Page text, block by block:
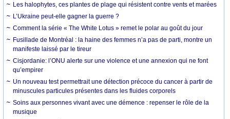
Les halophytes, ces plantes de plage qui résistent contre vents et marées
L’Ukraine peut-elle gagner la guerre ?
Comment la série « The White Lotus » remet le polar au goût du jour
Fusillade de Montréal : la haine des femmes n’a pas de parti, montre un
manifeste laissé par le tireur
Cisjordanie: l’ONU alerte sur une violence et une annexion qui ne font
qu’empirer
Un nouveau test permettrait une détection précoce du cancer à partir de
minuscules particules présentes dans les fluides corporels
Soins aux personnes vivant avec une démence : repenser le rôle de la
musique